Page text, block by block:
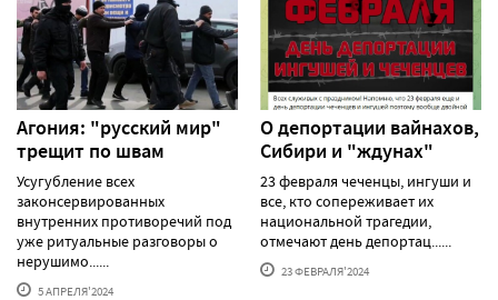
Агония: "русский мир"
трещит по швам
Усугубление всех
законсервированных
внутренних противоречий под
уже ритуальные разговоры о
нерушимо......
5 АПРЕЛЯ'2024
О депортации вайнахов,
Сибири и "ждунах"
23 февраля чеченцы, ингуши и
все, кто сопереживает их
национальной трагедии,
отмечают день депортац......
23 ФЕВРАЛЯ'2024